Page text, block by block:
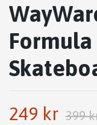
249 kr 399